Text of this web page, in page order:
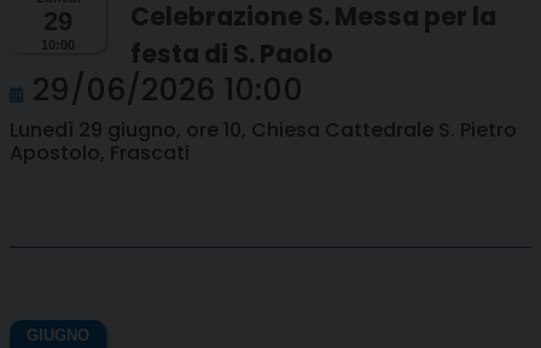
29
10:00
Celebrazione S. Messa per la
festa di S. Paolo
29/06/2026 10:00
Lunedì 29 giugno, ore 10, Chiesa Cattedrale S. Pietro
Apostolo, Frascati